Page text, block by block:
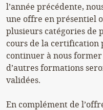
l’année précédente,
une offre en présentiel
plusieurs catégories de
cours de la certification
continuer à nous former
d’autres formations
validées.
En complément de